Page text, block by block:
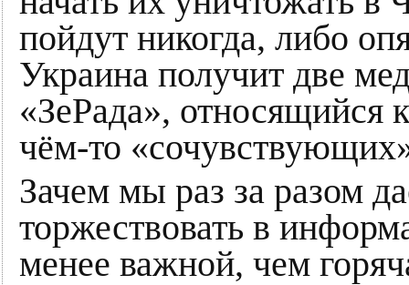
пойдут никогда, либо
Украина получит две
«ЗеРада», относящийся
чём-то
Зачем мы раз за разом
торжествовать в
менее важной, чем